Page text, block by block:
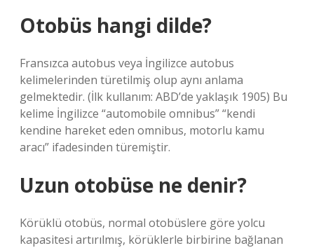
Otobüs hangi dilde?
Fransızca autobus veya İngilizce autobus
kelimelerinden türetilmiş olup aynı anlama
gelmektedir. (İlk kullanım: ABD’de yaklaşık 1905) Bu
kelime İngilizce “automobile omnibus” “kendi
kendine hareket eden omnibus, motorlu kamu
aracı” ifadesinden türemiştir.
Uzun otobüse ne denir?
Körüklü otobüs, normal otobüslere göre yolcu
kapasitesi artırılmış, körüklerle birbirine bağlanan